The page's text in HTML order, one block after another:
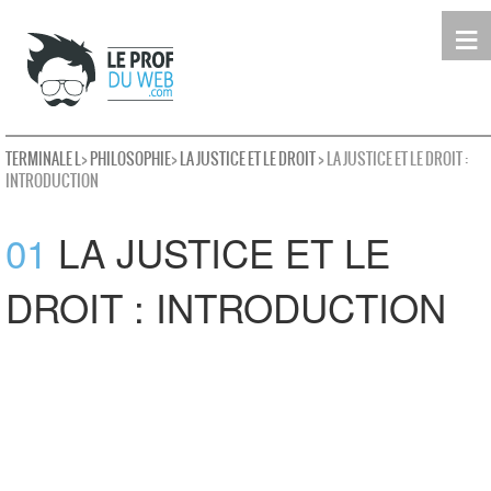
≡
leProfDuWeb
Seconde
Première
Terminale
Rechercher
TERMINALE L>PHILOSOPHIE>LA JUSTICE ET LE DROIT> LA JUSTICE ET LE DROIT :
INTRODUCTION
01 LA JUSTICE ET LE
DROIT : INTRODUCTION